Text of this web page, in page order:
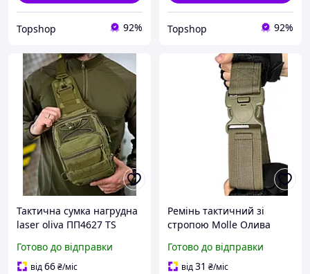
Topshop 92% Topshop 92%
Тактична сумка нагрудна
laser oliva ПП4627 TS
Готово до відправки
від66₴/міс
Ремінь тактичний зі
стропою Molle Олива
DS
Готово до відправки
від31 ₴/міс